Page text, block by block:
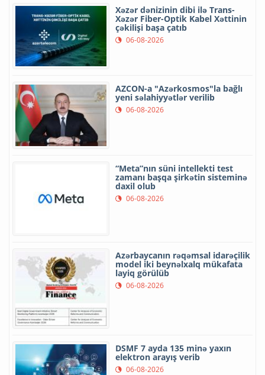
Xəzər dənizinin dibi ilə Trans-
Xəzər Fiber-Optik Kabel Xəttinin
çəkilişi başa çatıb
06-08-2026
AZCON-a "Azərkosmos"la bağlı
yeni səlahiyyətlər verilib
06-08-2026
“Meta”nın süni intellekti test
zamanı başqa şirkətin sisteminə
daxil olub
06-08-2026
Azərbaycanın rəqəmsal idarəçilik
model iki beynəlxalq mükafata
layiq görülüb
06-08-2026
DSMF 7 ayda 135 minə yaxın
elektron arayış verib
06-08-2026